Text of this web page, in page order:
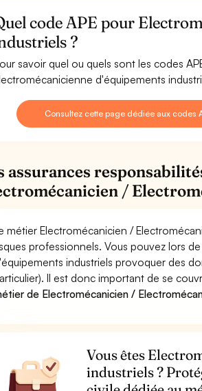
code APE pour
?
savoir quel ou quels sont les codes
d'équipements
Consultez cette page dédiée aux codes
assurances
/
métier Electromécanicien /
professionnels. Vous pouvez lors
industriels provoquer des
Il est donc important de se
de Electromécanicien /
Vous êtes
industriels ?